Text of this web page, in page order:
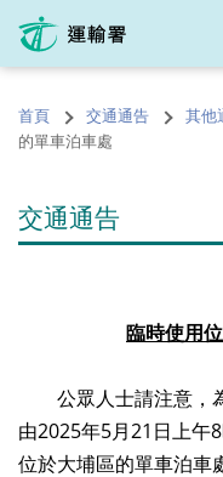
內
的首頁 交通通告 其他
的單車泊車處
交通通告
臨時使用
公眾人士請注意，為
由2025年5月21日上午
位於大埔區的單車泊車